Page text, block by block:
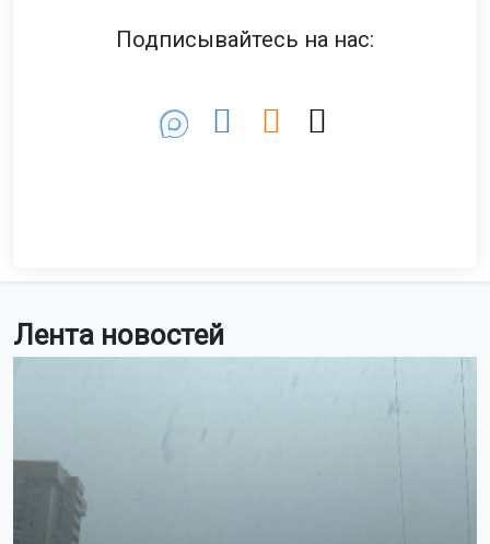
Лента новостей
Подписывайтесь на нас: